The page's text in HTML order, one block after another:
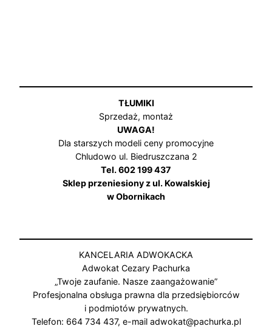
TŁUMIKI
Sprzedaż, montaż
UWAGA!
Dla starszych modeli ceny promocyjne
Chludowo ul. Biedruszczana 2
Tel. 602 199 437
Sklep przeniesiony z ul. Kowalskiej
w Obornikach
KANCELARIA ADWOKACKA
Adwokat Cezary Pachurka
„Twoje zaufanie. Nasze zaangażowanie”
Profesjonalna obsługa prawna dla przedsiębiorców
i podmiotów prywatnych.
Telefon: 664 734 437, e-mail adwokat@pachurka.pl